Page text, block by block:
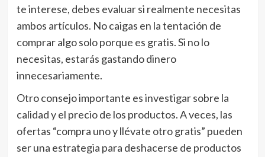
te interese, debes evaluar si realmente necesitas
ambos artículos. No caigas en la tentación de
comprar algo solo porque es gratis. Si no lo
necesitas, estarás gastando dinero
innecesariamente.
Otro consejo importante es investigar sobre la
calidad y el precio de los productos. A veces, las
ofertas “compra uno y llévate otro gratis” pueden
ser una estrategia para deshacerse de productos